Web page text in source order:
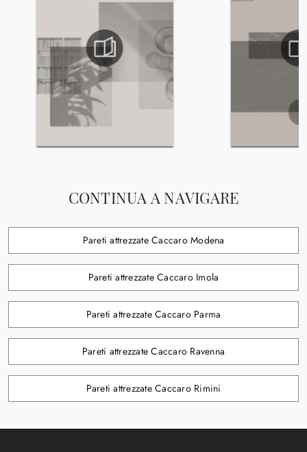
CONTINUA A NAVIGARE
Pareti attrezzate Caccaro Modena
Pareti attrezzate Caccaro Imola
Pareti attrezzate Caccaro Parma
Pareti attrezzate Caccaro Ravenna
Pareti attrezzate Caccaro Rimini